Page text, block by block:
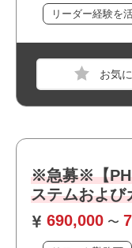
リーダー経験を
・上流工程に携
・新規開発に携わ
・リーダーポジ
・大手企業の案
・自社サービス
※急募※【
ステムおよび
690,000 〜
おすすめポ
・最新技術に携
・新規開発に携
・運用保守に携
・アジャイル開
・上場企業の案
・幅広い年齢層
・女性も多数活
職種
サーバー
業界
サービス
ティを意識した開
がある
・ソフトウェアア